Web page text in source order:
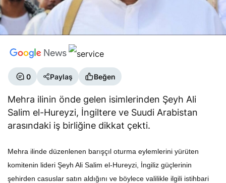
0 Paylaş Beğen
Mehra ilinin önde gelen isimlerinden Şeyh Ali
Salim el-Hureyzi, İngiltere ve Suudi Arabistan
arasındaki iş birliğine dikkat çekti.
Mehra ilinde düzenlenen barışçıl oturma eylemlerini yürüten
komitenin lideri Şeyh Ali Salim el-Hureyzi, İngiliz güçlerinin
şehirden casuslar satın aldığını ve böylece valilikle ilgili istihbari